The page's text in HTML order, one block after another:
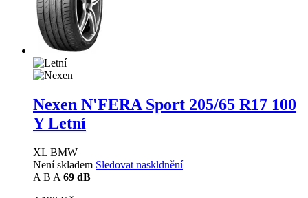
Nexen N'FERA Sport 205/65 R17 100
Y Letní
XL BMW
Není skladem Sledovat naskldnění
A B A 69 dB